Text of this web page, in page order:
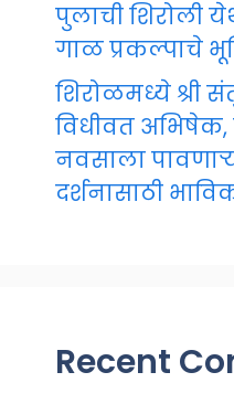
पुलाची शिरोली
गाळ प्रकल्पाचे
शिरोळमध्ये श्री
विधीवत अभिषेक,
नवसाला
दर्शनासाठी
Recent